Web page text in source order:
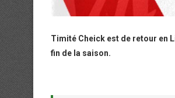
Timité Cheick est de retour en
fin de la saison.